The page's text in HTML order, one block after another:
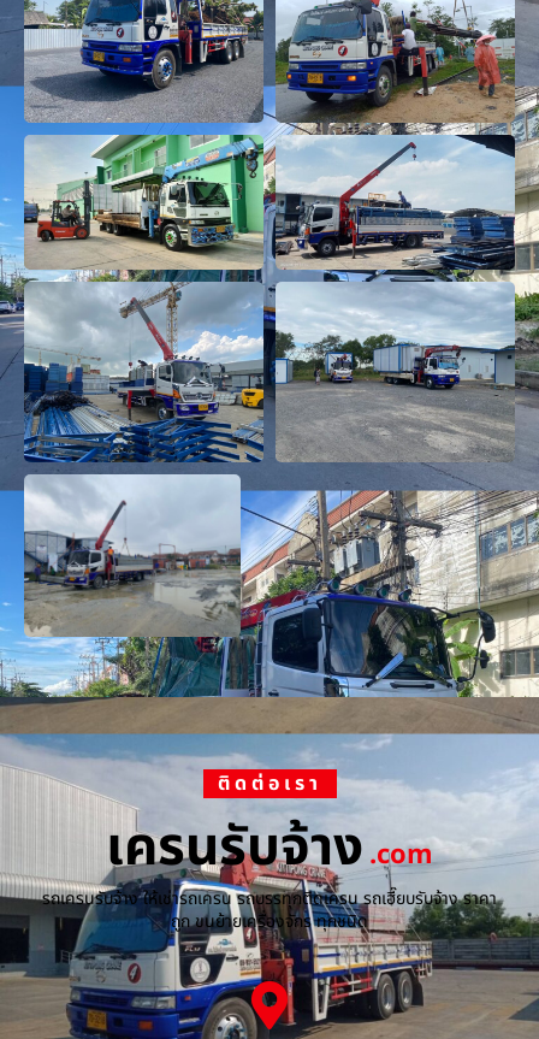
ติดต่อเรา
เครนรับจ้าง.com
รถเครนรับจ้าง ให้เช่ารถเครน รถบรรทุกติดเครน รถเฮี๊ยบรับจ้าง ราคา
ถูก ขนย้ายเครื่องจักร ทุกชนิด